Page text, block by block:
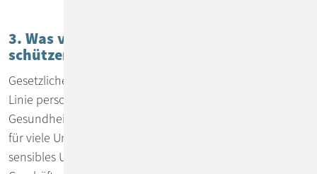
3. Was verstehen wir unter
schützenswerten Daten?
Gesetzliche Vorgaben wie die DSGVO schützen in erster
Linie personenbezogene Daten – etwa
Gesundheitsdaten oder Mitarbeiterinformationen. Doch
für viele Unternehmen geht es um weit mehr: um
sensibles Unternehmenswissen, das den Kern ihres